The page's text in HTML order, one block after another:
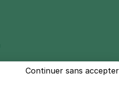
Continuer sans accepter